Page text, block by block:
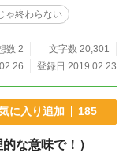
ゃ終わらない
数 2
文字数 20,301
登録日 2019.02.23
に入り追加 185
な意味で！）